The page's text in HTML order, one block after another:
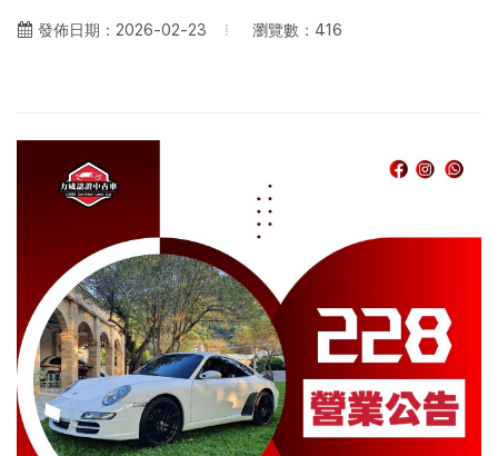
發佈日期：2026-02-23 瀏覽數：416